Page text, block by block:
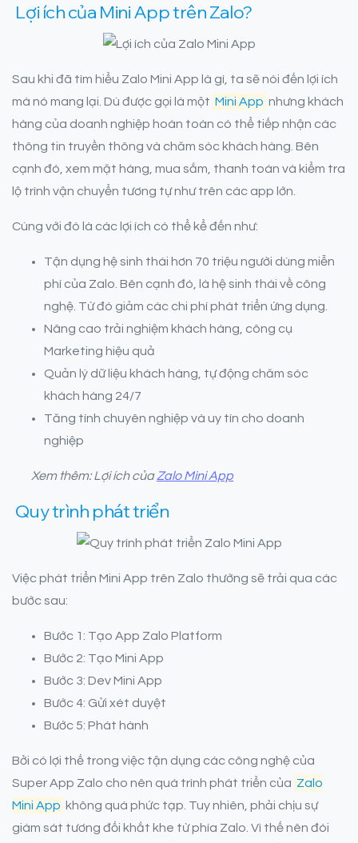
Lợi ích của Mini App trên Zalo?
Sau khi đã tìm hiểu Zalo Mini App là gì, ta sẽ nói đến lợi ích
mà nó mang lại. Dù được gọi là một Mini App nhưng khách
hàng của doanh nghiệp hoàn toàn có thể tiếp nhận các
thông tin truyền thông và chăm sóc khách hàng. Bên
cạnh đó, xem mặt hàng, mua sắm, thanh toán và kiểm tra
lộ trình vận chuyển tương tự như trên các app lớn.
Cùng với đó là các lợi ích có thể kể đến như:
Tận dụng hệ sinh thái hơn 70 triệu người dùng miễn
phí của Zalo. Bên cạnh đó, là hệ sinh thái về công
nghệ. Từ đó giảm các chi phí phát triển ứng dụng.
Nâng cao trải nghiệm khách hàng, công cụ
Marketing hiệu quả
Quản lý dữ liệu khách hàng, tự động chăm sóc
khách hàng 24/7
Tăng tính chuyên nghiệp và uy tín cho doanh
nghiệp
Xem thêm: Lợi ích củaZalo Mini App
Quy trình phát triển
Việc phát triển Mini App trên Zalo thường sẽ trải qua các
bước sau:
Bước 1: Tạo App Zalo Platform
Bước 2: Tạo Mini App
Bước 3: Dev Mini App
Bước 4: Gửi xét duyệt
Bước 5: Phát hành
Bởi có lợi thế trong việc tận dụng các công nghệ của
Super App Zalo cho nên quá trình phát triển của Zalo
Mini App không quá phức tạp. Tuy nhiên, phải chịu sự
giám sát tương đối khắt khe từ phía Zalo. Vì thế nên đòi